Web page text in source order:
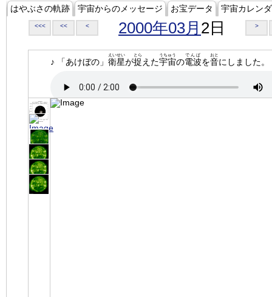
はやぶさの軌跡 宇宙からのメッセージ お宝データ 宇宙カレン
<<< << < 2000年03月 2日 >
♪ 「あけぼの」 衛星
えいせい
が捉
とら
えた宇宙
うちゅう
の電波
でんぱ
を音
おと
にしました。